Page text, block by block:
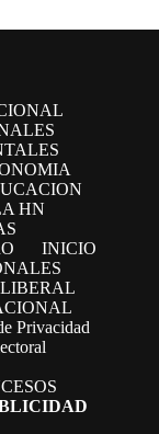
HN
INICIO
Privacidad